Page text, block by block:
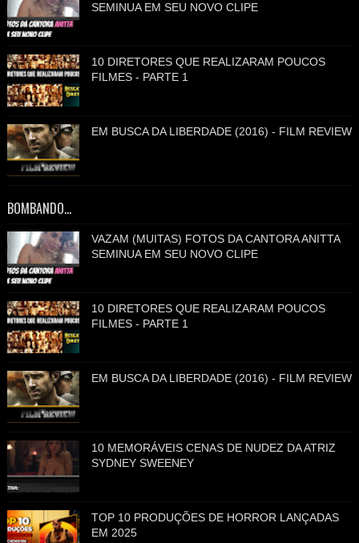
SEMINUA EM SEU NOVO CLIPE
10 DIRETORES QUE REALIZARAM POUCOS
FILMES - PARTE 1
EM BUSCA DA LIBERDADE (2016) - FILM REVIEW
BOMBANDO...
VAZAM (MUITAS) FOTOS DA CANTORA ANITTA
SEMINUA EM SEU NOVO CLIPE
10 DIRETORES QUE REALIZARAM POUCOS
FILMES - PARTE 1
EM BUSCA DA LIBERDADE (2016) - FILM REVIEW
10 MEMORÁVEIS CENAS DE NUDEZ DA ATRIZ
SYDNEY SWEENEY
TOP 10 PRODUÇÕES DE HORROR LANÇADAS
EM 2025